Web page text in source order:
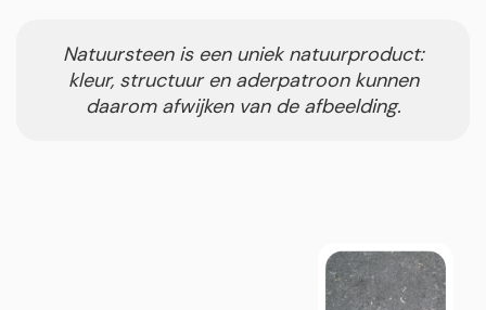
Natuursteen is een uniek natuurproduct:
kleur, structuur en aderpatroon kunnen
daarom afwijken van de afbeelding.